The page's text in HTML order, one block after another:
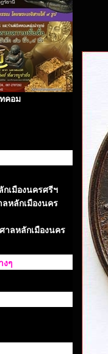
คอม
เมืองนครศรีฯ
หลักเมืองนคร
าลหลักเมืองนคร
งๆ